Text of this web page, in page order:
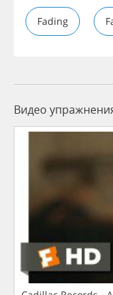
Fading
Видео